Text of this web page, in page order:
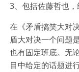
3、包括佐藤哲也，
在《矛盾搞笑大对
盾大对决一个问题
也有固定班底。无
目中给定的话题进